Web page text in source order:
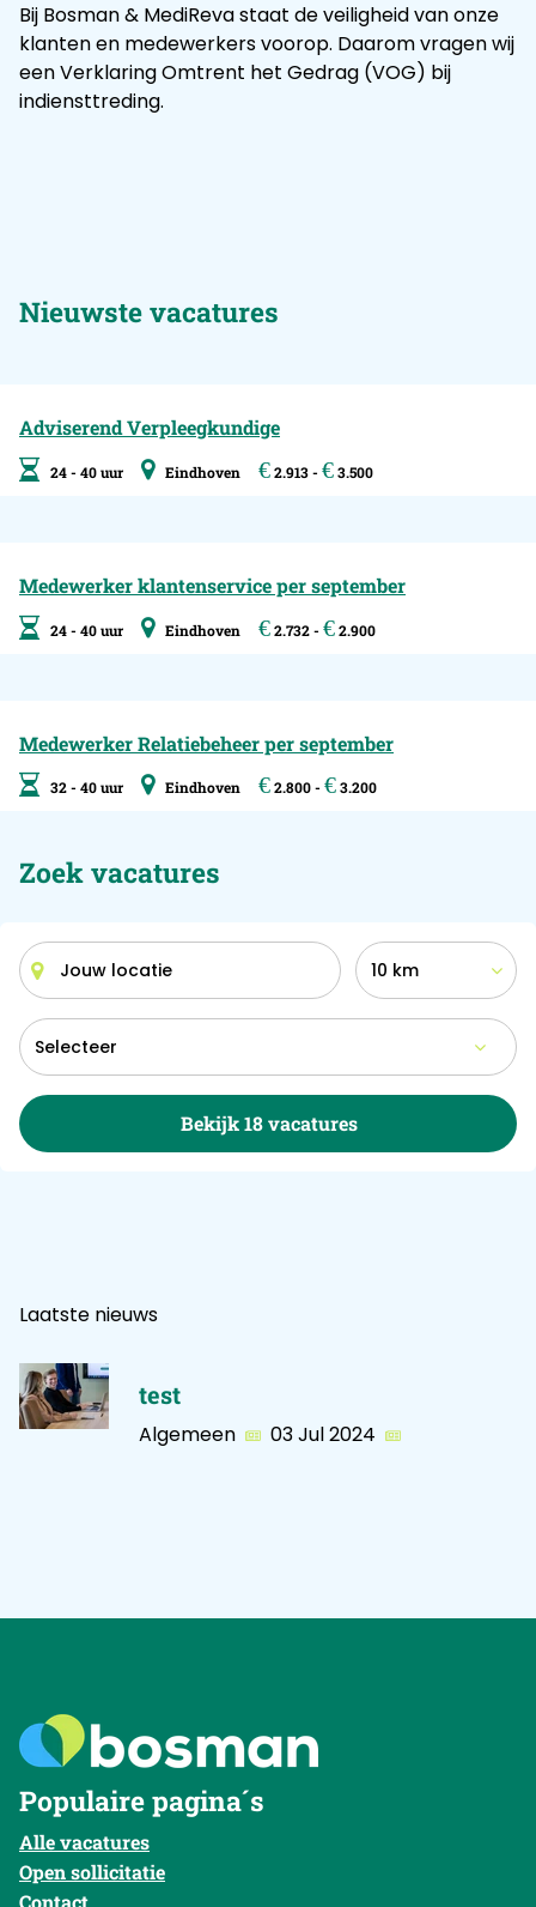
Bij Bosman & MediReva staat de veiligheid van onze
klanten en medewerkers voorop. Daarom vragen wij
een Verklaring Omtrent het Gedrag (VOG) bij
indiensttreding.
Nieuwste vacatures
Adviserend Verpleegkundige
24 - 40 uur Eindhoven €2.913 - €3.500
Medewerker klantenservice per september
24 - 40 uur Eindhoven €2.732 - €2.900
Medewerker Relatiebeheer per september
32 - 40 uur Eindhoven €2.800 - €3.200
Zoek vacatures
10 km
Bekijk 18 vacatures
Laatste nieuws
test
Algemeen 03 Jul 2024
Populaire pagina´s
Alle vacatures
Open sollicitatie
Contact